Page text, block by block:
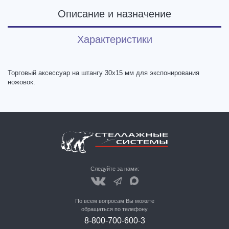
Описание и назначение
Характеристики
Торговый аксессуар на штангу 30х15 мм для экспонирования
ножовок.
Следуйте за нами:
По всем вопросам Вы можете
обращаться по телефону
8-800-700-600-3